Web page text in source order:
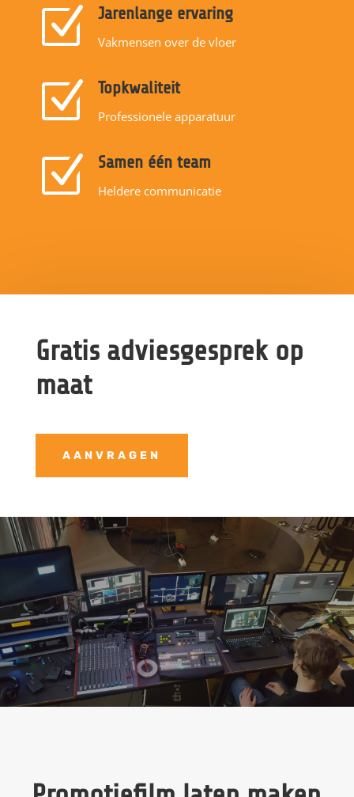
Z Jarenlange ervaring
Vakmensen over de vloer
Z Topkwaliteit
Professionele apparatuur
Z Samen één team
Heldere communicatie
Gratis adviesgesprek op
maat
AANVRAGEN